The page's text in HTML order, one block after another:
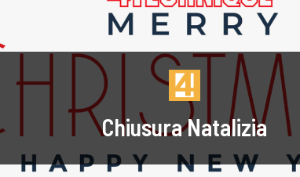
Chiusura Natalizia